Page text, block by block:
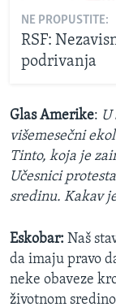
NE PROPUSTITE:
RSF:
podrivanja
Glas Amerike: U
višemesečni
Tinto, koja je
Učesnici
sredinu. Kakav
Eskobar: Naš
da imaju pravo
neke obaveze
životnom